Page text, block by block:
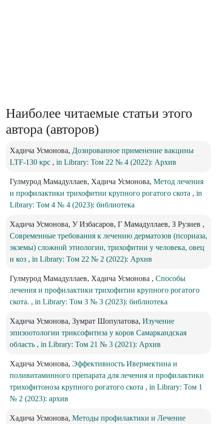
Наиболее читаемые статьи этого
автора (авторов)
Хадича Усмонова, Дозированное применение вакцины
LTF-130 крс , in Library: Том 22 № 4 (2022): Архив
Гулмурод Мамадуллаев, Хадича Усмонова, Метод лечения
и профилактики трихофитии крупного рогатого скота , in
Library: Том 4 № 4 (2023): библиотека
Хадича Усмонова, У Избасаров, Г Мамадуллаев, З Рузиев ,
Современные требования к лечению дерматозов (псориаза,
экземы) сложной этиологии, трихофитии у человека, овец
и коз , in Library: Том 22 № 2 (2022): Архив
Гулмурод Мамадуллаев, Хадича Усмонова , Способы
лечения и профилактики трихофитии крупного рогатого
скота. , in Library: Том 3 № 3 (2023): библиотека
Хадича Усмонова, Зумрат Шопулатова, Изучение
эпизоотологии триксофитиза у коров Самаркандская
область , in Library: Том 21 № 3 (2021): Архив
Хадича Усмонова, Эффективность Ивермектина и
поливитаминного препарата для лечения и профилактики
трихофитоноза крупного рогатого скота , in Library: Том 1
№ 2 (2023): архив
Хадича Усмонова, Методы профилактики и Лечение